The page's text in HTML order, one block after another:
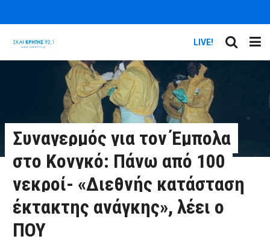
LIVE!
Συναγερμός για τον Έμπολα
στο Κονγκό: Πάνω από 100
νεκροί- «Διεθνής κατάσταση
έκτακτης ανάγκης», λέει ο
ΠΟΥ